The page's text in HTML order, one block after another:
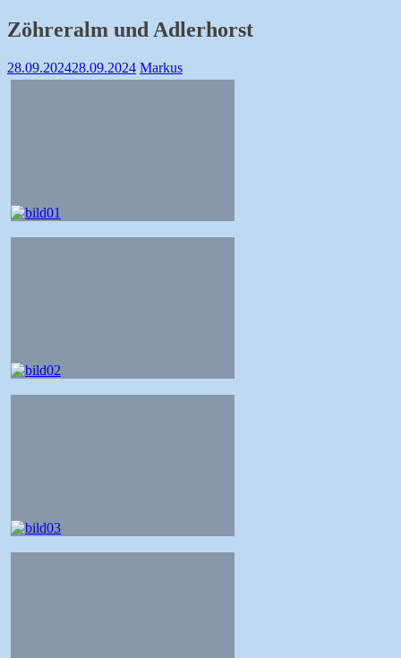
Zöhreralm und Adlerhorst
28.09.202428.09.2024 Markus